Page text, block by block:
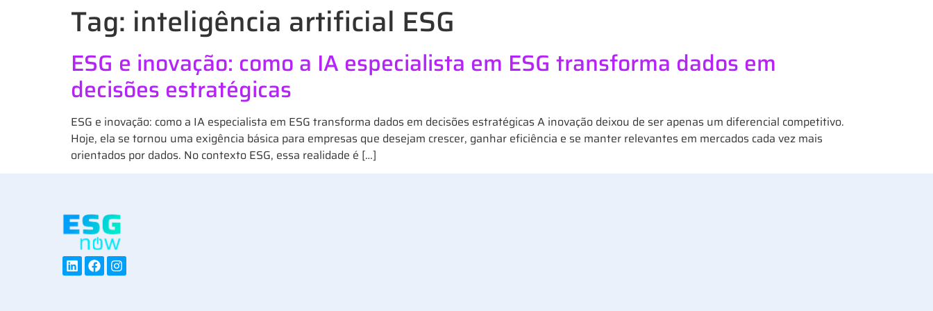
Tag: inteligência artificial ESG
ESG e inovação: como a IA especialista em ESG transforma dados em
decisões estratégicas
ESG e inovação: como a IA especialista em ESG transforma dados em decisões estratégicas A inovação deixou de ser apenas um diferencial competitivo.
Hoje, ela se tornou uma exigência básica para empresas que desejam crescer, ganhar eficiência e se manter relevantes em mercados cada vez mais
orientados por dados. No contexto ESG, essa realidade é […]